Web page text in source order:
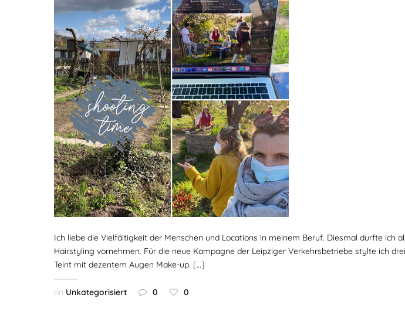
Ich liebe die Vielfältigkeit der Menschen und Locations in meinem Beruf. Diesmal durfte ich
Hairstyling vornehmen. Für die neue Kampagne der Leipziger Verkehrsbetriebe stylte ich
Teint mit dezentem Augen Make-up. […]
on Unkategorisiert 0 0